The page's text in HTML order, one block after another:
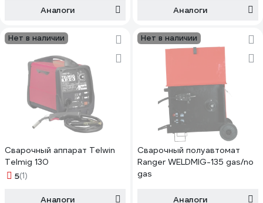
Аналоги Аналоги
Нет в наличии
Сварочный аппарат Telwin
Telmig 130
5(1)
Аналоги
Нет в наличии
Сварочный полуавтомат
Ranger WELDMIG-135 gas/no
gas
Аналоги